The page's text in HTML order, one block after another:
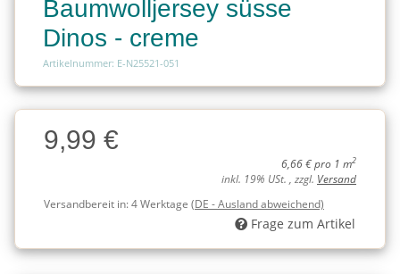
Baumwolljersey süsse
Dinos - creme
Artikelnummer: E-N25521-051
Charge
Charge9,99 €
6,66 € pro 1 m2
inkl. 19% USt. , zzgl. Versand
Versandbereit in:4 Werktage (DE - Ausland abweichend)
Frage zum Artikel